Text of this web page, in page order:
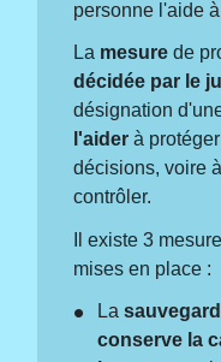
personne l'aide à
La mesure de
décidée par le
désignation
l'aider à
décisions, voire
contrôler.
Il existe 3
mises en place :
La
conserve la